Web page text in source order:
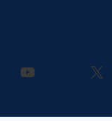
youtube X